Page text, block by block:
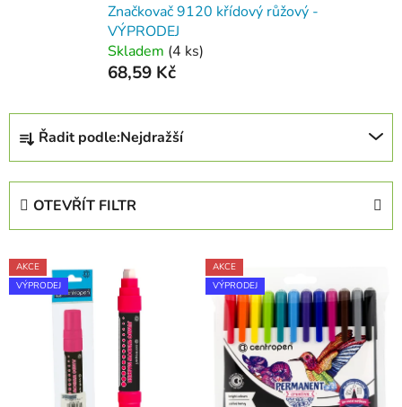
Značkovač 9120 křídový růžový -
VÝPRODEJ
Skladem (4 ks)
68,59 Kč
Ř
z
p
r
Řadit podle:Nejdražší
OTEVŘÍT FILTR
V
ý
AKCE
VÝPRODEJ
AKCE
VÝPRODEJ